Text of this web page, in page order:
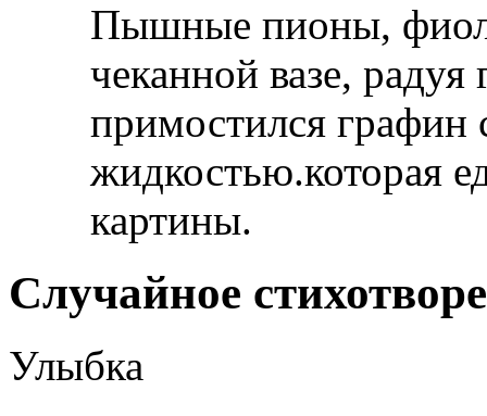
Пышные пионы,
чеканной вазе,
примостился графин
жидкостью.которая
картины.
Случайное
Улыбка